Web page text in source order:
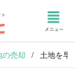
の売却 / 土地を早